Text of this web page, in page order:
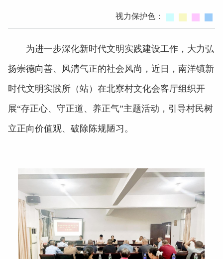
视力保护色：
为进一步深化新时代文明实践建设工作，大力弘
扬崇德向善、风清气正的社会风尚，近日，南洋镇新
时代文明实践所（站）在北寮村文化会客厅组织开
展“存正心、守正道、养正气”主题活动，引导村民树
立正向价值观、破除陈规陋习。